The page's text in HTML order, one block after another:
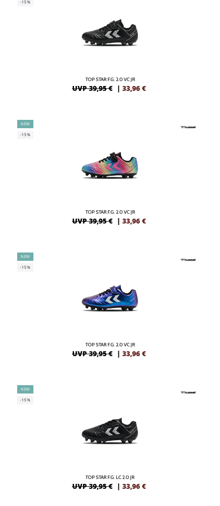
-15%
TOP STAR F.G. 2.0 VC JR
UVP 39,95 € | 33,96 €
NEW
-15%
TOP STAR F.G. 2.0 VC JR
UVP 39,95 € | 33,96 €
NEW
-15%
TOP STAR F.G. 2.0 VC JR
UVP 39,95 € | 33,96 €
NEW
-15%
TOP STAR F.G. LC 2.0 JR
UVP 39,95 € | 33,96 €